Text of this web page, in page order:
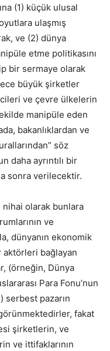
(1) küçük ulusal
ulaşmış
ve (2) dünya
etme politikasını
bir sermaye olarak
büyük şirketler
ve çevre ülkelerin
manipüle eden
bakanlıklardan ve
söz
daha ayrıntılı bir
sonra verilecektir.
olarak bunlara
ve
dünyanın ekonomik
bağlayan
(örneğin, Dünya
Para Fonu’nun
serbest pazarın
fakat
şirketlerin, ve
ve ittifaklarının